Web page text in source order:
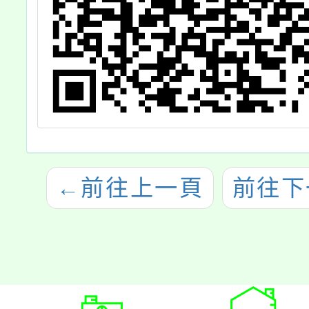
← 前往上一頁 前往